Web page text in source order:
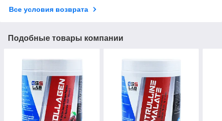
Все условия возврата
Подобные товары компании